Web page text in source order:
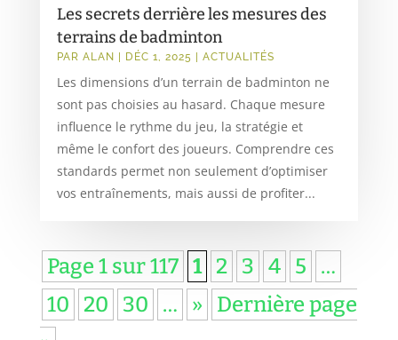
Les secrets derrière les mesures des
terrains de badminton
PAR ALAN DÉC 1, 2025 ACTUALITÉS
Les dimensions d’un terrain de badminton ne
sont pas choisies au hasard. Chaque mesure
influence le rythme du jeu, la stratégie et
même le confort des joueurs. Comprendre ces
standards permet non seulement d’optimiser
vos entraînements, mais aussi de profiter...
Page 1 sur 117 1 2 3 4 5
…
10
20 30 … »
Dernière page